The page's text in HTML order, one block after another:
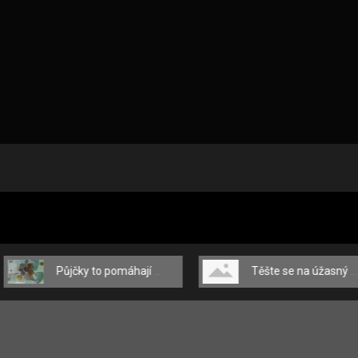
Půjčky to pomáhají zvládat Těšte se na úžasný příliv emocí